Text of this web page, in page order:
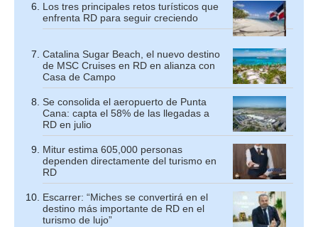
Los tres principales retos turísticos que
enfrenta RD para seguir creciendo
Catalina Sugar Beach, el nuevo destino
de MSC Cruises en RD en alianza con
Casa de Campo
Se consolida el aeropuerto de Punta
Cana: capta el 58% de las llegadas a
RD en julio
Mitur estima 605,000 personas
dependen directamente del turismo en
RD
Escarrer: “Miches se convertirá en el
destino más importante de RD en el
turismo de lujo”